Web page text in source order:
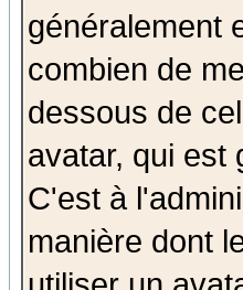
généralement
combien de
dessous de
avatar, qui est
C'est à
manière dont